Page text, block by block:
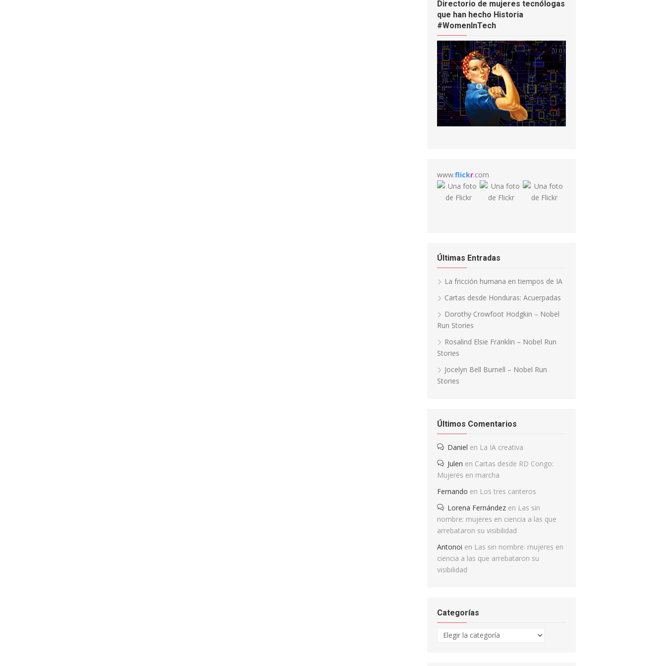
Directorio de mujeres tecnólogas
que han hecho Historia
#WomenInTech
www.flickr.com
Últimas Entradas
La fricción humana en tiempos de IA
Cartas desde Honduras: Acuerpadas
Dorothy Crowfoot Hodgkin – Nobel
Run Stories
Rosalind Elsie Franklin – Nobel Run
Stories
Jocelyn Bell Burnell – Nobel Run
Stories
Últimos Comentarios
Daniel en La IA creativa
Julen en Cartas desde RD Congo:
Mujeres en marcha
Fernando en Los tres canteros
Lorena Fernández en Las sin
nombre: mujeres en ciencia a las que
arrebataron su visibilidad
Antonoi en Las sin nombre: mujeres en
ciencia a las que arrebataron su
visibilidad
Categorías
Categorías